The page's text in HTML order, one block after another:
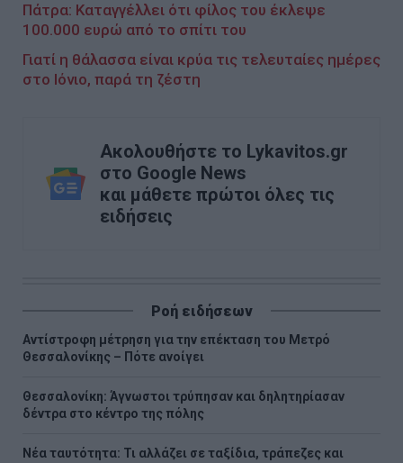
Πάτρα: Καταγγέλλει ότι φίλος του έκλεψε
100.000 ευρώ από το σπίτι του
Γιατί η θάλασσα είναι κρύα τις τελευταίες ημέρες
στο Ιόνιο, παρά τη ζέστη
Ακολουθήστε το Lykavitos.gr
στο Google News
και μάθετε πρώτοι όλες τις
ειδήσεις
Ροή ειδήσεων
Αντίστροφη μέτρηση για την επέκταση του Μετρό
Θεσσαλονίκης – Πότε ανοίγει
Θεσσαλονίκη: Άγνωστοι τρύπησαν και δηλητηρίασαν
δέντρα στο κέντρο της πόλης
Νέα ταυτότητα: Τι αλλάζει σε ταξίδια, τράπεζες και